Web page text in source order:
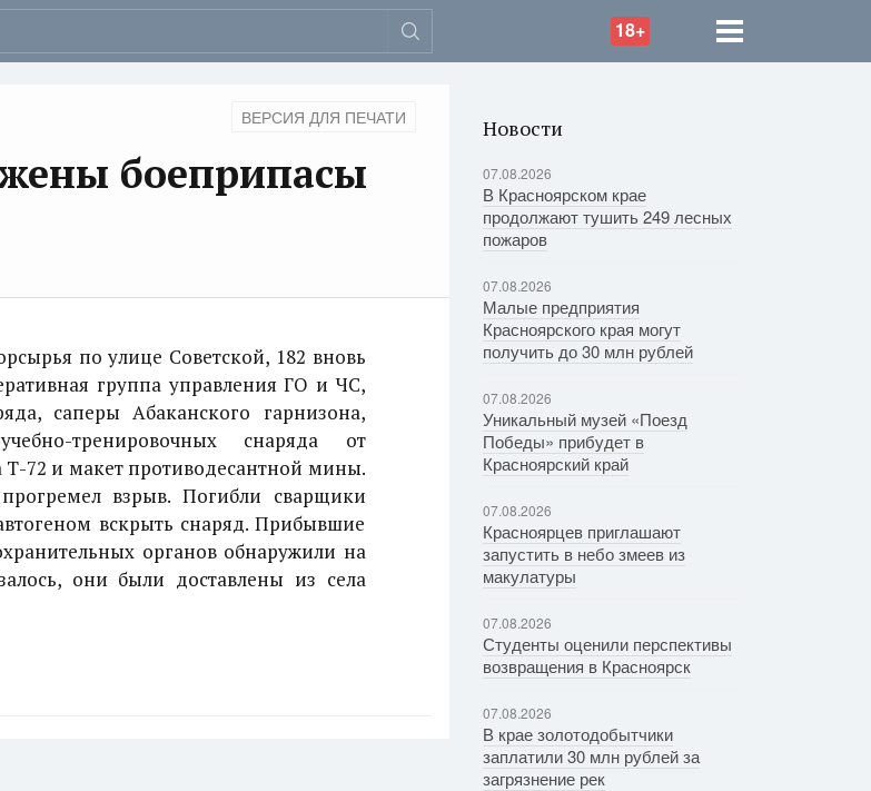
18+
ВЕРСИЯ ДЛЯ ПЕЧАТИ
боеприпасы
по улице Советской, 182 вновь
группа управления ГО и ЧС,
саперы Абаканского гарнизона,
тренировочных снаряда от
Т-72 и макет противодесантной мины.
взрыв. Погибли сварщики
вскрыть снаряд. Прибывшие
органов обнаружили на
они были доставлены из села
Новости
07.08.2026
В Красноярском крае
продолжают тушить 249 лесных
пожаров
07.08.2026
Малые предприятия
Красноярского края могут
получить до 30 млн рублей
07.08.2026
Уникальный музей «Поезд
Победы» прибудет в
Красноярский край
07.08.2026
Красноярцев приглашают
запустить в небо змеев из
макулатуры
07.08.2026
Студенты оценили перспективы
возвращения в Красноярск
07.08.2026
В крае золотодобытчики
заплатили 30 млн рублей за
загрязнение рек